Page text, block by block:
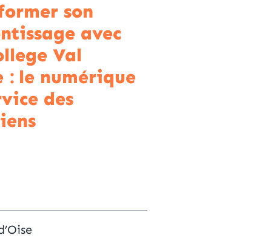
son
avec
Val
: le numérique
des